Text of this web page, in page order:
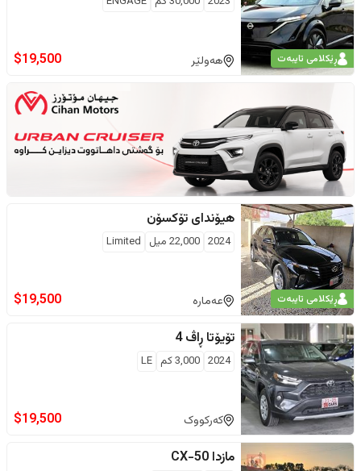
ڕێکلامی تایبەت هەولێر $19,500
ڕێکلامی تایبەت
هیۆندای تۆکسۆن
2024
22,000 ميل Limited
عەمارە $19,500
تۆیۆتا ڕاڤ 4
2024
3,000كم LE
کەرکووک $19,500
مازدا CX-50